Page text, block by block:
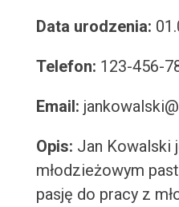
Data urodzenia:
Telefon: 123-456-
Email:
Opis: Jan Kowalski
młodzieżowym
pasję do pracy z